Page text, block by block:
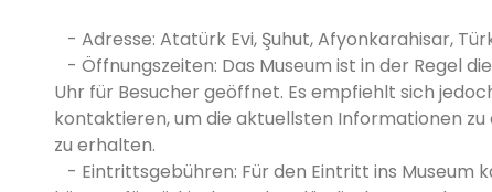
- Adresse: Atatürk Evi, Şuhut, Afyonkarahisar,
- Öffnungszeiten: Das Museum ist in der Regel
Uhr für Besucher geöffnet. Es empfiehlt sich
kontaktieren, um die aktuellsten Informationen
zu erhalten.
- Eintrittsgebühren: Für den Eintritt ins Museum